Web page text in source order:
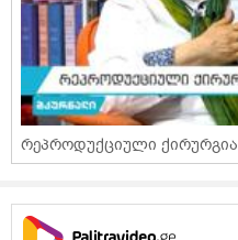
რეპროდუქციული ქირურგია